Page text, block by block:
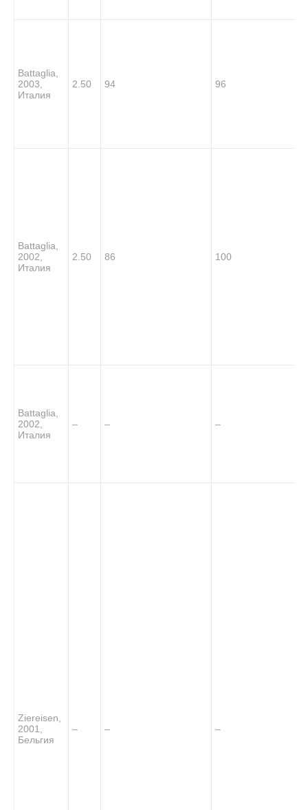
Battaglia,
2003,
Италия
2.50 94 96
Battaglia,
2002,
Италия
2.50 86 100
Battaglia,
2002,
Италия
– – –
Ziereisen,
2001,
Бельгия
– – –